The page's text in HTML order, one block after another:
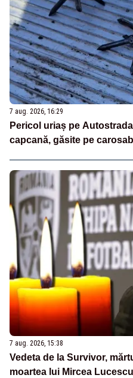
7 aug. 2026, 16:29
Pericol uriaș pe
capcană, găsite pe
7 aug. 2026, 15:38
Vedeta de la Survivor,
moartea lui Mircea